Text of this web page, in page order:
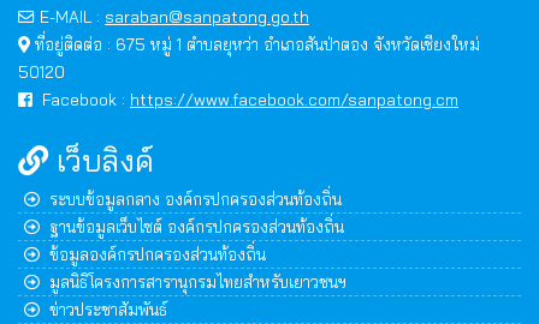
E-MAIL : saraban@sanpatong.go.th
ที่อยู่ติดต่อ : 675 หมู่ 1 ตำบลยุหว่า อำเภอสันป่าตอง จังหวัดเชียงใหม่
50120
Facebook : https://www.facebook.com/sanpatong.cm
เว็บลิงค์
ระบบข้อมูลกลาง องค์กรปกครองส่วนท้องถิ่น
ฐานข้อมูลเว็บไซต์ องค์กรปกครองส่วนท้องถิ่น
ข้อมูลองค์กรปกครองส่วนท้องถิ่น
มูลนิธิโครงการสารานุกรมไทยสำหรับเยาวชนฯ
ข่าวประชาสัมพันธ์